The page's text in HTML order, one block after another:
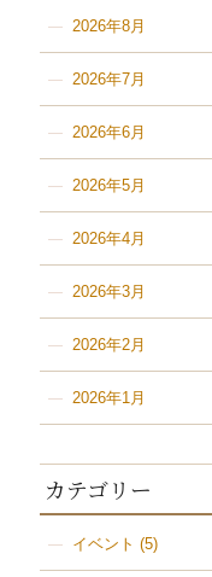
2026年8月
2026年7月
2026年6月
2026年5月
2026年4月
2026年3月
2026年2月
2026年1月
カテゴリー
イベント (5)